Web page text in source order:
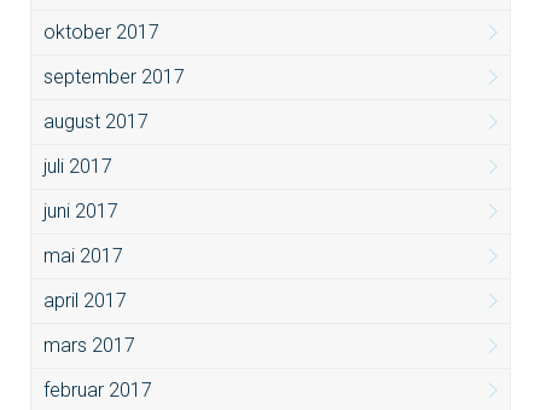
oktober 2017
september 2017
august 2017
juli 2017
juni 2017
mai 2017
april 2017
mars 2017
februar 2017